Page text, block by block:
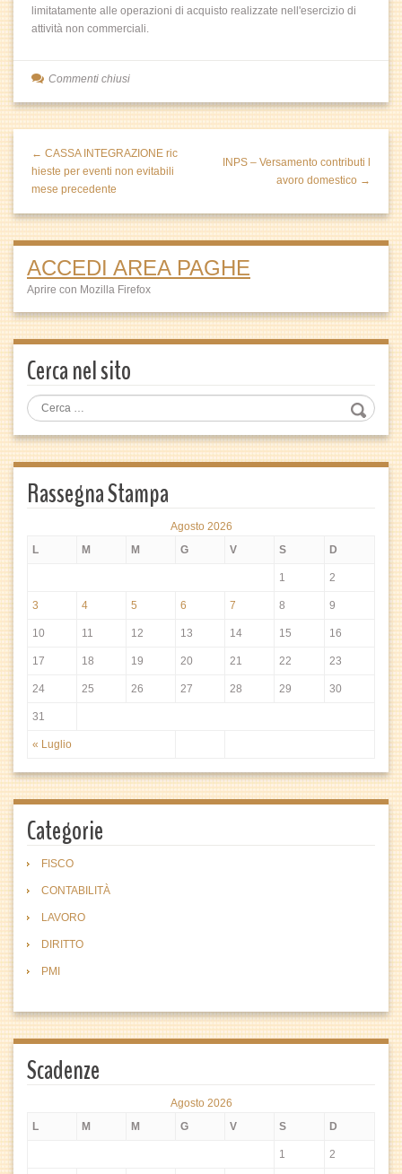
limitatamente alle operazioni di acquisto realizzate nell'esercizio di
attività non commerciali.
Commenti chiusi
← CASSA INTEGRAZIONE ric
hieste per eventi non evitabili
mese precedente
INPS – Versamento contributi l
avoro domestico →
ACCEDI AREA PAGHE
Aprire con Mozilla Firefox
Cerca nel sito
Rassegna Stampa
Agosto 2026
L
M M G V S D
« Luglio
1 2
3 4 5 6 7 8 9
10 11 12 13 14 15 16
17 18 19 20 21 22 23
24 25 26 27 28 29 30
31
Categorie
FISCO
CONTABILITÀ
LAVORO
DIRITTO
PMI
Scadenze
Agosto 2026
L
M M G V S D
1 2